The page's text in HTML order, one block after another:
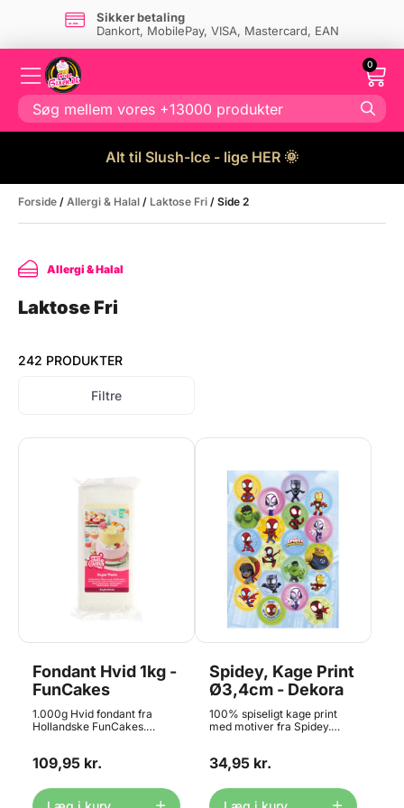
Sikker betaling
Dankort, MobilePay, VISA, Mastercard, EAN
0
Alt til Slush-Ice - lige HER 🌞
Forside / Allergi & Halal / Laktose Fri / Side 2
Allergi & Halal
Laktose Fri
242 PRODUKTER
Filtre
Fondant Hvid 1kg -
FunCakes
1.000g Hvid fondant fra
Hollandske FunCakes.
struktur til overtrækning og
smag af vanille. Fondant er
også kendt som
109,95 kr.
Spidey, Kage Print
Ø3,4cm - Dekora
100% spiseligt kage print
med motiver fra Spidey.
omtalt som rispapir eller
på samme måde som et
sukkerprint. Du skal lægge
34,95 kr.